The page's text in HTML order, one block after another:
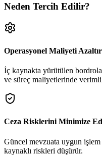
Neden Tercih Edilir?
Operasyonel Maliyeti Azaltır
İç kaynakta yürütülen
ve süreç maliyetlerinde
Ceza Risklerini Minimize
Güncel mevzuata uygun
kaynaklı riskleri düşürür.